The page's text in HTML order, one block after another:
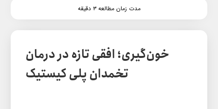
مدت زمان مطالعه ۳ دقیقه
خون‌گیری؛ افقی تازه در درمان
تخمدان پلی کیستیک